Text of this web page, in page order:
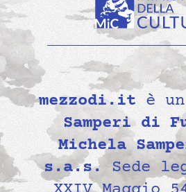
mezzodi.it è
Samperi di
Michela
s.a.s. Sede